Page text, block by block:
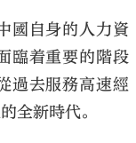
國自身的人力資
臨着重要的階段
過去服務高速經
全新時代。